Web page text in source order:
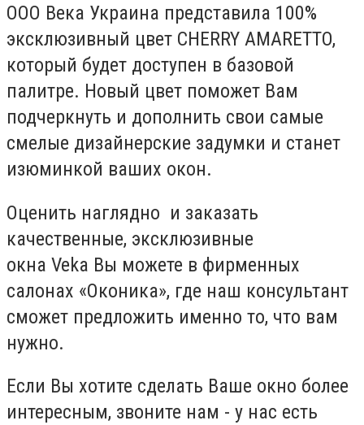
ООО Века Украина представила 100%
эксклюзивный цвет CHERRY AMARETTO,
который будет доступен в базовой
палитре. Новый цвет поможет Вам
подчеркнуть и дополнить свои самые
смелые дизайнерские задумки и станет
изюминкой ваших окон.
Оценить наглядно и заказать
качественные, эксклюзивные
окна Veka Вы можете в фирменных
салонах «Оконика», где наш консультант
сможет предложить именно то, что вам
нужно.
Если Вы хотите сделать Ваше окно более
интересным, звоните нам - у нас есть